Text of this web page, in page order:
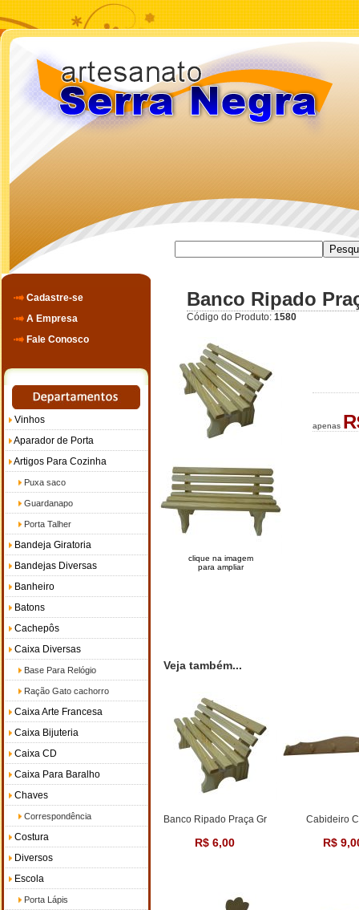
Cadastre-se
A Empresa
Fale Conosco
Vinhos
Aparador de Porta
Artigos Para Cozinha
Puxa saco
Guardanapo
Porta Talher
Bandeja Giratoria
Bandejas Diversas
Banheiro
Batons
Cachepôs
Caixa Diversas
Base Para Relógio
Ração Gato cachorro
Caixa Arte Francesa
Caixa Bijuteria
Caixa CD
Caixa Para Baralho
Chaves
Correspondência
Costura
Diversos
Escola
Porta Lápis
Banco Ripado
Código do Produto: 1580
clique na imagem
para ampliar
apenas
Veja também...
Banco Ripado Praça Gr
R$ 6,00
Cabideiro
R$